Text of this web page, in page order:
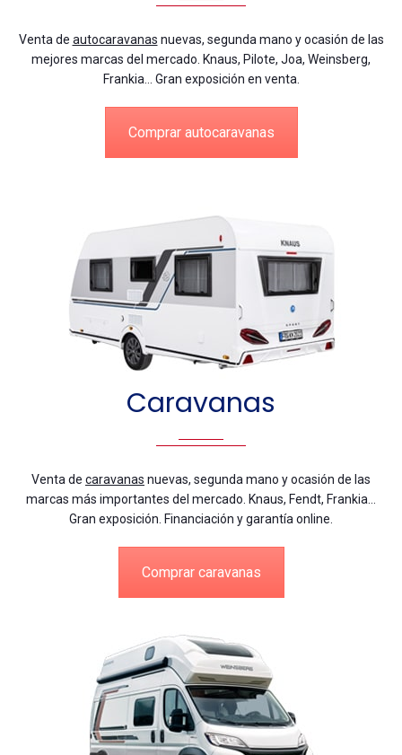
Venta de autocaravanas nuevas, segunda mano y ocasión de las
mejores marcas del mercado. Knaus, Pilote, Joa, Weinsberg,
Frankia… Gran exposición en venta.
Comprar autocaravanas
Caravanas
Venta de caravanas nuevas, segunda mano y ocasión de las
marcas más importantes del mercado. Knaus, Fendt, Frankia…
Gran exposición. Financiación y garantía online.
Comprar caravanas